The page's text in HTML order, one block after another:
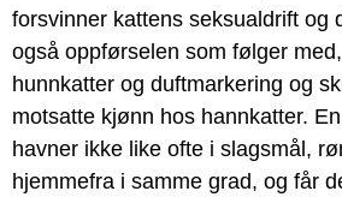
forsvinner kattens seksualdrift og
også oppførselen som følger
hunnkatter og duftmarkering og
motsatte kjønn hos hannkatter.
havner ikke like ofte i slagsmål,
hjemmefra i samme grad, og får